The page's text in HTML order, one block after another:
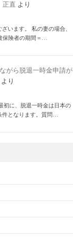
直 より
います。 私の妻の場合、
保険者の期間＝…
がら脱退一時金申請が
り
初に、脱退一時金は日本の
となります。質問…